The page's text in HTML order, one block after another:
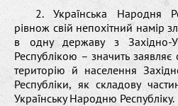
2. Українська Народня
рівнож свій непохітний намір
в одну державу з Західно-
Республікою – значить
територію й населення
Республіки, як складову
Українську Народню Республіку.